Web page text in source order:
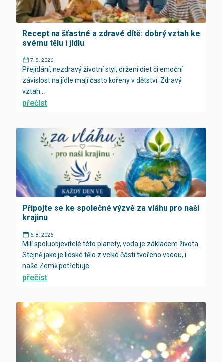
Recept na šťastné a zdravé dítě: dobrý vztah ke
svému tělu i jídlu
7. 8. 2026
Přejídání, nezdravý životní styl, držení diet či emoční
závislost na jídle mají často kořeny v dětství. Zdravý
vztah...
přečíst
Připojte se ke společné výzvě za vláhu pro naši
krajinu
6. 8. 2026
Milí spoluobjevitelé této planety, voda je základem života.
Stejně jako je lidské tělo z velké části tvořeno vodou, i
naše Země potřebuje...
přečíst